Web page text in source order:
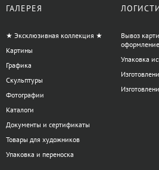
ГАЛЕРЕЯ
★ Эксклюзивная коллекция ★
Картины
Графика
Скульптуры
Фотографии
Каталоги
Документы и сертификаты
Товары для художников
Упаковка и переноска
Вывоз
Упаковка